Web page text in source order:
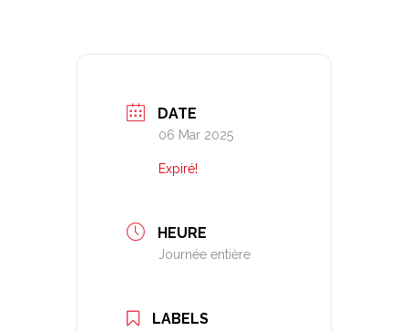
DATE
06 Mar 2025
Expiré!
HEURE
Journée entière
LABELS